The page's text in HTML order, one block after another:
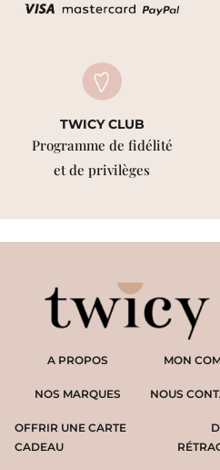
TWICY CLUB
Programme de fidélité
et de privilèges
A PROPOS
NOS MARQUES
OFFRIR UNE CARTE
CADEAU
MON
NOUS